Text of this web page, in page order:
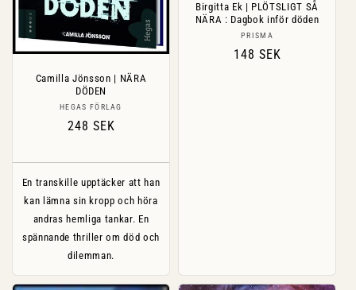
Camilla Jönsson | NÄRA
DÖDEN
Säljare:
HEGAS FÖRLAG
Ordinarie
248 SEK
En transkille upptäcker att han
kan lämna sin kropp och höra
andras hemliga tankar. En
spännande thriller om död och
dilemman.
Birgitta Ek | PLÖTSLIGT SÅ
NÄRA : Dagbok inför döden
Säljare:
PRISMA
Ordinarie
148 SEK